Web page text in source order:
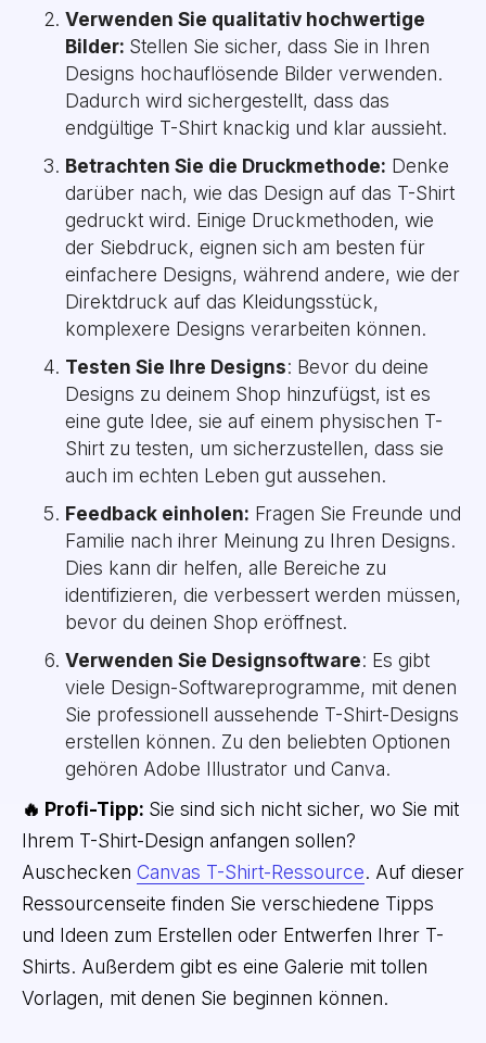
Verwenden Sie qualitativ hochwertige
Bilder: Stellen Sie sicher, dass Sie in Ihren
Designs hochauflösende Bilder verwenden.
Dadurch wird sichergestellt, dass das
endgültige T-Shirt knackig und klar aussieht.
Betrachten Sie die Druckmethode: Denke
darüber nach, wie das Design auf das T-Shirt
gedruckt wird. Einige Druckmethoden, wie
der Siebdruck, eignen sich am besten für
einfachere Designs, während andere, wie der
Direktdruck auf das Kleidungsstück,
komplexere Designs verarbeiten können.
Testen Sie Ihre Designs: Bevor du deine
Designs zu deinem Shop hinzufügst, ist es
eine gute Idee, sie auf einem physischen T-
Shirt zu testen, um sicherzustellen, dass sie
auch im echten Leben gut aussehen.
Feedback einholen: Fragen Sie Freunde und
Familie nach ihrer Meinung zu Ihren Designs.
Dies kann dir helfen, alle Bereiche zu
identifizieren, die verbessert werden müssen,
bevor du deinen Shop eröffnest.
Verwenden Sie Designsoftware: Es gibt
viele Design-Softwareprogramme, mit denen
Sie professionell aussehende T-Shirt-Designs
erstellen können. Zu den beliebten Optionen
gehören Adobe Illustrator und Canva.
🔥 Profi-Tipp: Sie sind sich nicht sicher, wo Sie mit
Ihrem T-Shirt-Design anfangen sollen?
Auschecken Canvas T-Shirt-Ressource. Auf dieser
Ressourcenseite finden Sie verschiedene Tipps
und Ideen zum Erstellen oder Entwerfen Ihrer T-
Shirts. Außerdem gibt es eine Galerie mit tollen
Vorlagen, mit denen Sie beginnen können.